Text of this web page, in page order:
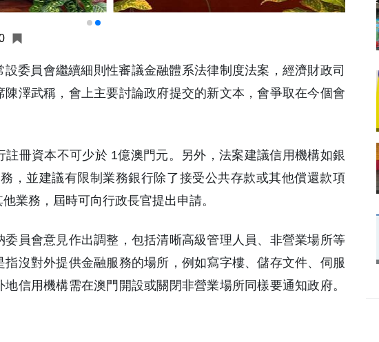
委員會繼續細則性審議金融體系法律制度法案，經濟財政司
澤武稱，會上主要討論政府提交的新文本，會爭取在今個會
註冊資本不可少於 1億澳門元。另外，法案建議信用機構如銀
，並建議有限制業務銀行除了接受公共存款或其他償還款項
業務，屆時可向行政長官提出申請。
委員會意見作出調整，包括清晰高級管理人員、非營業場所等
沒對外提供金融服務的場所，例如寫字樓、儲存文件、伺服
信用機構需在澳門開設或關閉非營業場所同樣要通知政府。